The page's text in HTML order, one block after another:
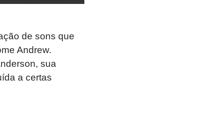
de sons que
Andrew.
sua
a certas